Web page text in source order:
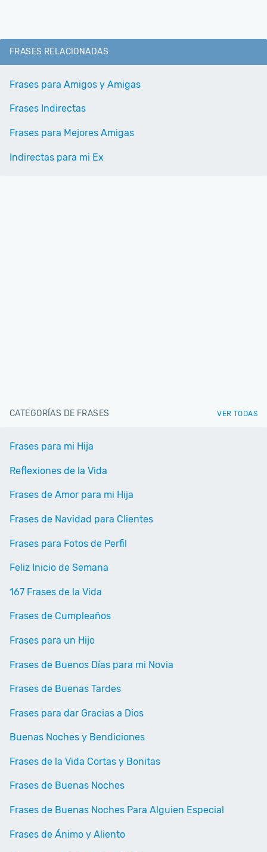
FRASES RELACIONADAS
Frases para Amigos y Amigas
Frases Indirectas
Frases para Mejores Amigas
Indirectas para mi Ex
CATEGORÍAS DE FRASES VER TODAS
Frases para mi Hija
Reflexiones de la Vida
Frases de Amor para mi Hija
Frases de Navidad para Clientes
Frases para Fotos de Perfil
Feliz Inicio de Semana
167 Frases de la Vida
Frases de Cumpleaños
Frases para un Hijo
Frases de Buenos Días para mi Novia
Frases de Buenas Tardes
Frases para dar Gracias a Dios
Buenas Noches y Bendiciones
Frases de la Vida Cortas y Bonitas
Frases de Buenas Noches
Frases de Buenas Noches Para Alguien Especial
Frases de Ánimo y Aliento